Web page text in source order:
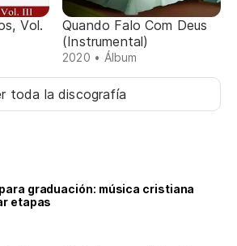
Vol.
Quando Falo Com Deus
(Instrumental)
2020 • Álbum
toda la discografía
graduación: música cristiana
etapas